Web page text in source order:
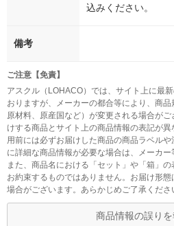
込みください。
備考
ご注意【免責】
アスクル（LOHACO）では、サイト上に最
おりますが、メーカーの都合等により、商品
原材料、原産国など）が変更される場合が
けする商品とサイト上の商品情報の表記が
用前には必ずお届けした商品の商品ラベル
に詳細な商品情報が必要な場合は、メーカー
また、商品名における「セット」や「箱」
お約束するものではありません。お届け形
場合がございます。あらかじめご了承くださ
商品情報の誤り